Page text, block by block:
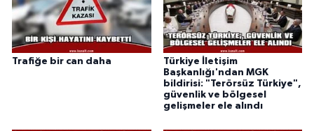
Trafiğe bir can daha
Türkiye İletişim
Başkanlığı'ndan MGK
bildirisi: "Terörsüz Türkiye",
güvenlik ve bölgesel
gelişmeler ele alındı